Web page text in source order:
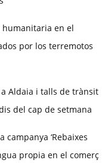
humanitaria en el
por los terremotos
Aldaia i talls de trànsit
del cap de setmana
‘Rebaixes
propia en el comerç